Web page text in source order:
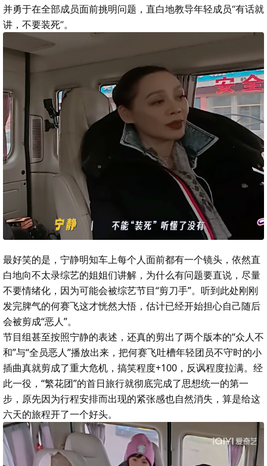
并勇于在全部成员面前挑明问题，直白地教导年轻成员“有话就
讲，不要装死”。
最好笑的是，宁静明知车上每个人面前都有一个镜头，依然直
白地向不太录综艺的姐姐们讲解，为什么有问题要直说，尽量
不要情绪化，因为可能会被综艺节目“剪刀手”。听到此处刚刚
发完脾气的何赛飞这才恍然大悟，估计已经开始担心自己随后
会被剪成“恶人”。
节目组甚至按照宁静的表述，还真的剪出了两个版本的“众人不
和”与“全员恶人”播放出来，把何赛飞吐槽年轻团员不守时的小
插曲真就剪成了重大危机，搞笑程度+100，反讽程度拉满。经
此一役，“繁花团”的首日旅行就彻底完成了思想统一的第一
步，原先因为行程安排而出现的紧张感也自然消失，算是给这
六天的旅程开了一个好头。